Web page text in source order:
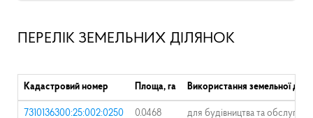
ПЕРЕЛІК ЗЕМЕЛЬНИХ ДІЛЯНОК
Кадастровий номер Площа, га Використання земельної
7310136300:25:002:0250 0.0468 для будівництва та